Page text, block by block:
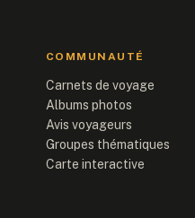
COMMUNAUTÉ
Carnets de voyage
Albums photos
Avis voyageurs
Groupes thématiques
Carte interactive